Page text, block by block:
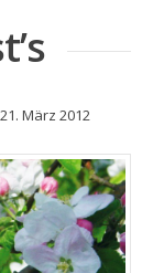
21. März 2012